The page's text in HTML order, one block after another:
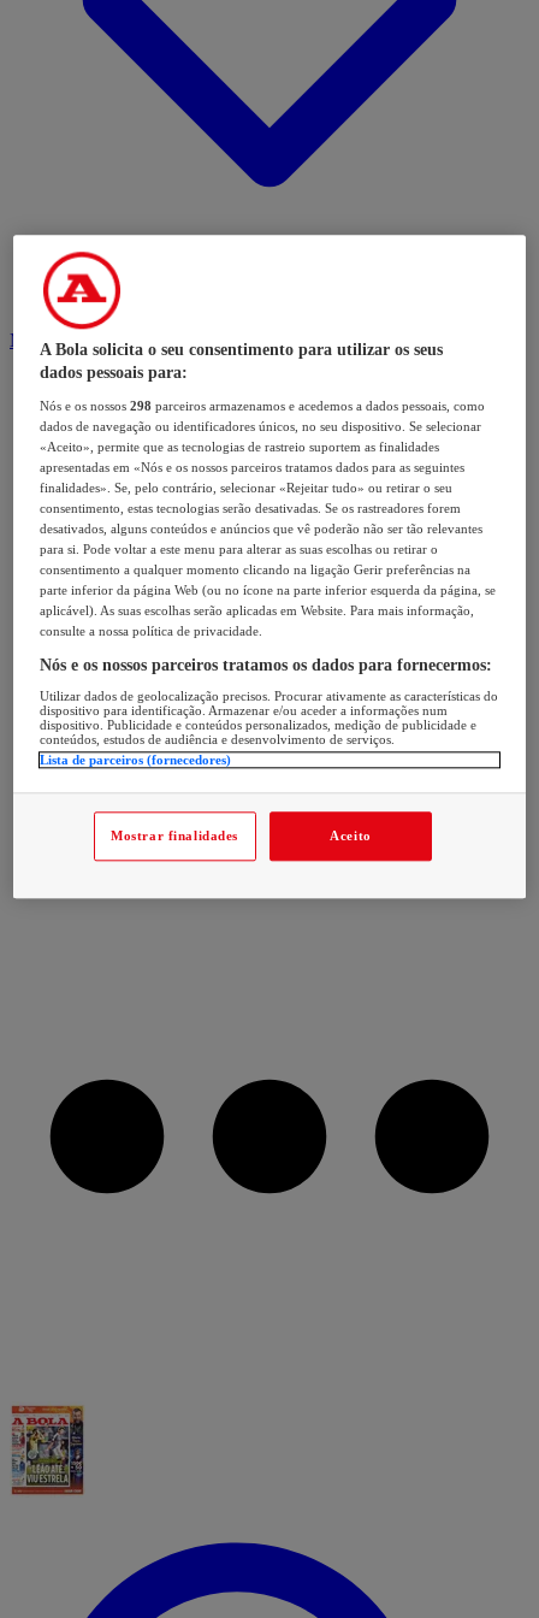
Modalidades
A Bola solicita o seu consentimento para utilizar os seus
dados pessoais para:
Nós e os nossos298 parceiros armazenamos e acedemos a dados pessoais, como
dados de navegação ou identificadores únicos, no seu dispositivo. Se selecionar
«Aceito», permite que as tecnologias de rastreio suportem as finalidades
apresentadas em «Nós e os nossos parceiros tratamos dados para as seguintes
finalidades». Se, pelo contrário, selecionar «Rejeitar tudo» ou retirar o seu
consentimento, estas tecnologias serão desativadas. Se os rastreadores forem
desativados, alguns conteúdos e anúncios que vê poderão não ser tão relevantes
para si. Pode voltar a este menu para alterar as suas escolhas ou retirar o
consentimento a qualquer momento clicando na ligação Gerir preferências na
parte inferior da página Web (ou no ícone na parte inferior esquerda da página, se
aplicável). As suas escolhas serão aplicadas em Website. Para mais informação,
consulte a nossa política de privacidade.
Nós e os nossos parceiros tratamos os dados para fornecermos:
Utilizar dados de geolocalização precisos. Procurar ativamente as características do
dispositivo para identificação. Armazenar e/ou aceder a informações num
dispositivo. Publicidade e conteúdos personalizados, medição de publicidade e
conteúdos, estudos de audiência e desenvolvimento de serviços.
Lista de parceiros (fornecedores)
Mostrar finalidades Aceito